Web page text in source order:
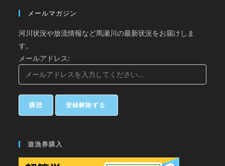
メールマガジン
河川状況や放流情報など馬瀬川の最新状況をお届けしま
す。
メールアドレス:
遊漁券購入